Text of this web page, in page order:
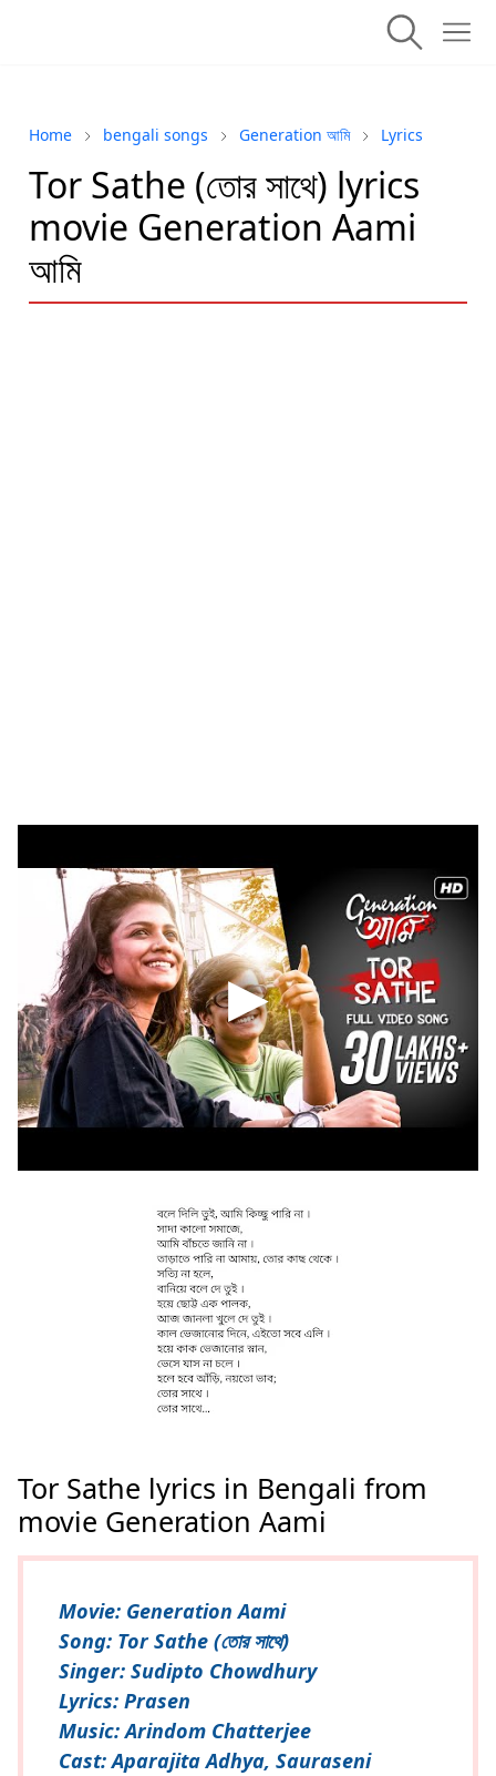
Home bengali songs Generation আমি Lyrics
Tor Sathe (তোর সাথে) lyrics
movie Generation Aami
আমি
Tor Sathe lyrics in Bengali from
movie Generation Aami
Movie: Generation Aami
Song: Tor Sathe (তোর সাথে)
Singer: Sudipto Chowdhury
Lyrics: Prasen
Music: Arindom Chatterjee
Cast: Aparajita Adhya, Sauraseni